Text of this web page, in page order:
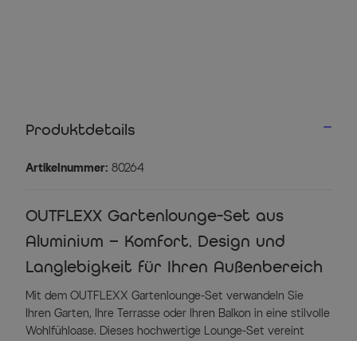
Produktdetails
Artikelnummer: 80264
OUTFLEXX Gartenlounge-Set aus
Aluminium – Komfort, Design und
Langlebigkeit für Ihren Außenbereich
Mit dem OUTFLEXX Gartenlounge-Set verwandeln Sie
Ihren Garten, Ihre Terrasse oder Ihren Balkon in eine stilvolle
Wohlfühloase. Dieses hochwertige Lounge-Set vereint